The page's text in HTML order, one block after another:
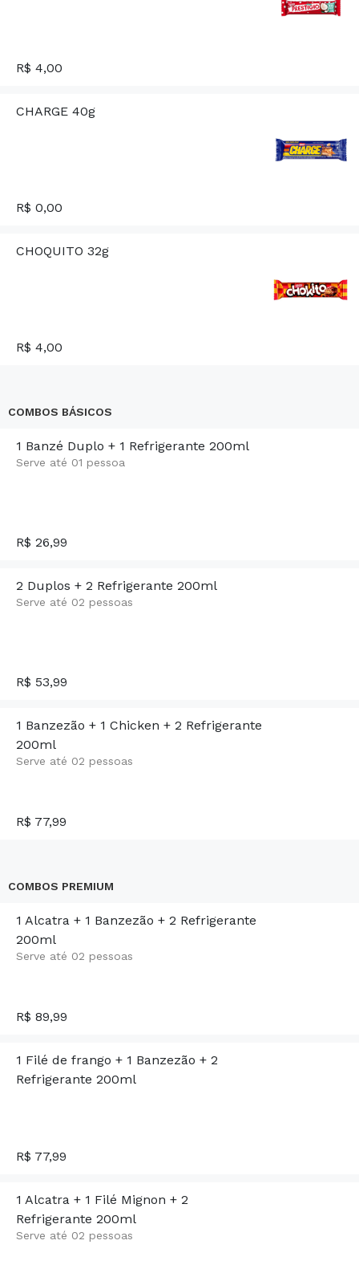
R$ 4,00
CHARGE 40g
R$ 0,00
CHOQUITO 32g
R$ 4,00
COMBOS BÁSICOS
1 Banzé Duplo + 1 Refrigerante 200ml
Serve até 01 pessoa
R$ 26,99
2 Duplos + 2 Refrigerante 200ml
Serve até 02 pessoas
R$ 53,99
1 Banzezão + 1 Chicken + 2 Refrigerante
200ml
Serve até 02 pessoas
R$ 77,99
COMBOS PREMIUM
1 Alcatra + 1 Banzezão + 2 Refrigerante
200ml
Serve até 02 pessoas
R$ 89,99
1 Filé de frango + 1 Banzezão + 2
Refrigerante 200ml
R$ 77,99
1 Alcatra + 1 Filé Mignon + 2
Refrigerante 200ml
Serve até 02 pessoas